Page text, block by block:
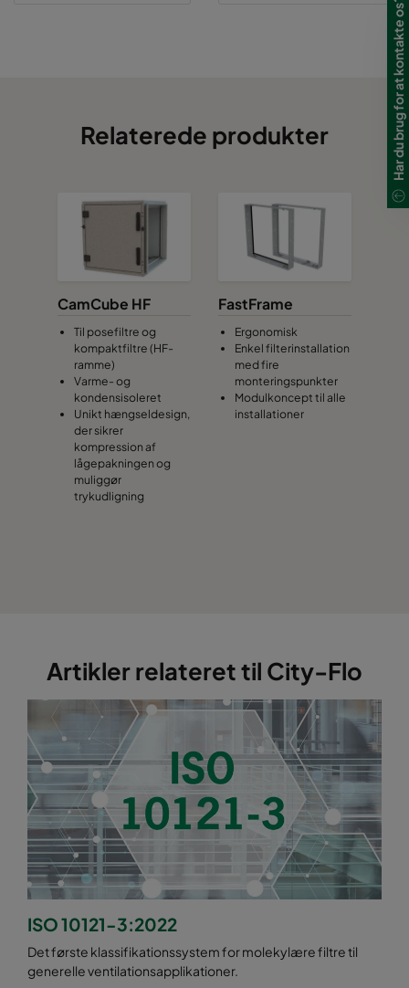
Relaterede produkter
CamCube HF
Til posefiltre og
kompaktfiltre (HF-
ramme)
Varme- og
kondensisoleret
Unikt hængseldesign,
der sikrer
kompression af
lågepakningen og
muliggør
trykudligning
FastFrame
Ergonomisk
Enkel filterinstallation
med fire
monteringspunkter
Modulkoncept til alle
installationer
Artikler relateret til City-Flo
ISO 10121-3:2022
Det første klassifikationssystem for molekylære filtre til
generelle ventilationsapplikationer.
Har du brug for at kontakte os?